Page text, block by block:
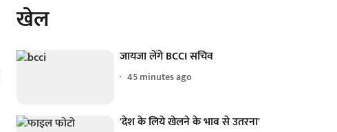
खेल
जायजा लेंगे BCCI सचिव
45 minutes ago
'देश के लिये खेलने के भाव से उतरना'